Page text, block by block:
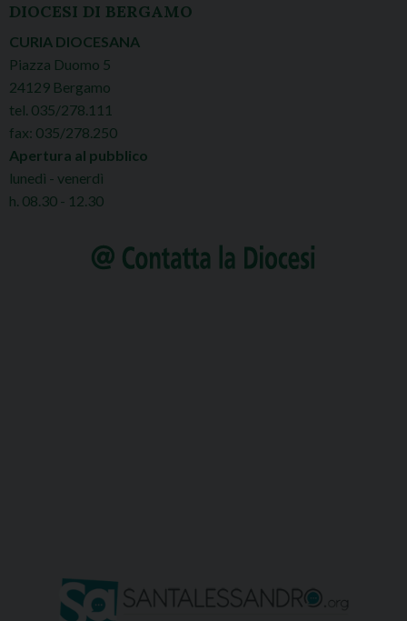
DIOCESI DI BERGAMO
CURIA DIOCESANA
Piazza Duomo 5
24129 Bergamo
tel. 035/278.111
fax: 035/278.250
Apertura al pubblico
lunedì - venerdì
h. 08.30 - 12.30